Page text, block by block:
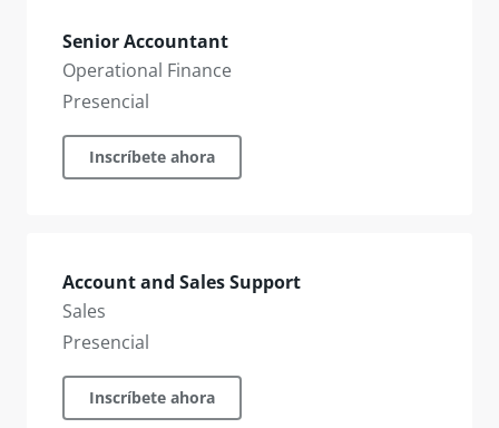
Senior Accountant
Operational Finance
Presencial
Inscríbete ahora
Account and Sales Support
Sales
Presencial
Inscríbete ahora